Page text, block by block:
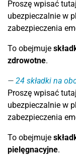
Proszę wpisać
ubezpieczalnie w
zabezpieczenia
To obejmuje
zdrowotne.
24 składki na
Proszę wpisać
ubezpieczalnie w
zabezpieczenia
To obejmuje
pielęgnacyjne.